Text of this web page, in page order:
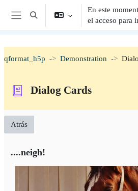
Salta al contenido principal
Panel lateral
Selector de búsqueda de entrada
En este
el acceso para
qformat_h5p Demonstration
Dialog Cards
Atrás
....neigh!